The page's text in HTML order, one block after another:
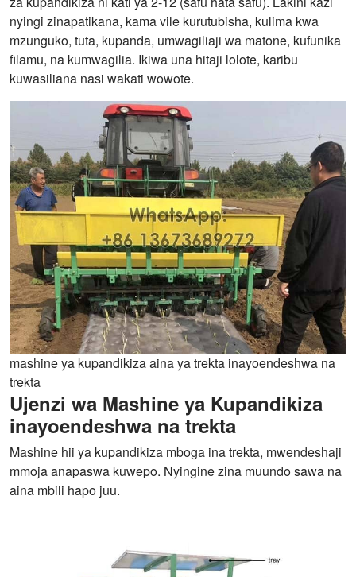
nyingi zinapatikana, kama vile kurutubisha, kulima kwa
mzunguko, tuta, kupanda, umwagiliaji wa matone, kufunika
filamu, na kumwagilia. Ikiwa una hitaji lolote, karibu
kuwasiliana nasi wakati wowote.
mashine ya kupandikiza aina ya trekta inayoendeshwa na
trekta
Ujenzi wa Mashine ya Kupandikiza
inayoendeshwa na trekta
Mashine hii ya kupandikiza mboga ina trekta, mwendeshaji
mmoja anapaswa kuwepo. Nyingine zina muundo sawa na
aina mbili hapo juu.